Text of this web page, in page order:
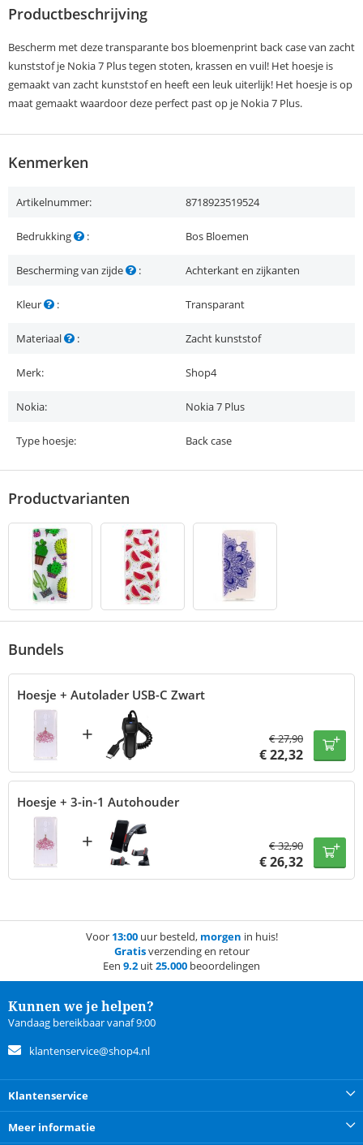
Productbeschrijving
Bescherm met deze transparante bos bloemenprint back case van zacht
kunststof je Nokia 7 Plus tegen stoten, krassen en vuil! Het hoesje is
gemaakt van zacht kunststof en heeft een leuk uiterlijk! Het hoesje is op
maat gemaakt waardoor deze perfect past op je Nokia 7 Plus.
Kenmerken
Artikelnummer: 8718923519524
Bedrukking : Bos Bloemen
Bescherming van zijde : Achterkant en zijkanten
Kleur : Transparant
Materiaal : Zacht kunststof
Merk: Shop4
Nokia: Nokia 7 Plus
Type hoesje: Back case
Productvarianten
Bundels
Hoesje + Autolader USB-C Zwart
+ €27,90
€22,32
Hoesje + 3-in-1 Autohouder
+ €32,90
€26,32
Voor 13:00uur besteld, morgen in huis!
Gratisverzending en retour
Een 9.2 uit25.000 beoordelingen
Kunnen we je helpen?
Vandaag bereikbaar vanaf 9:00
klantenservice@shop4.nl
Klantenservice
Meer informatie